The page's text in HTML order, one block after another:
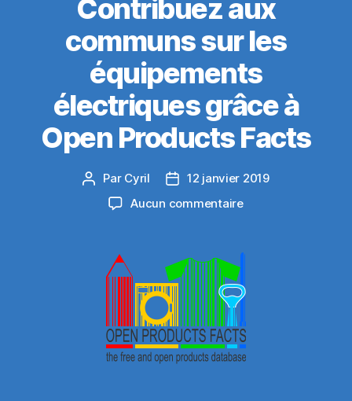
Contribuez aux
communs sur les
équipements
électriques grâce à
Open Products Facts
Auteur
l’article
Par Cyril
Date12 janvier 2019
Aucun commentairesur
communs
les
électriques
grâce
à